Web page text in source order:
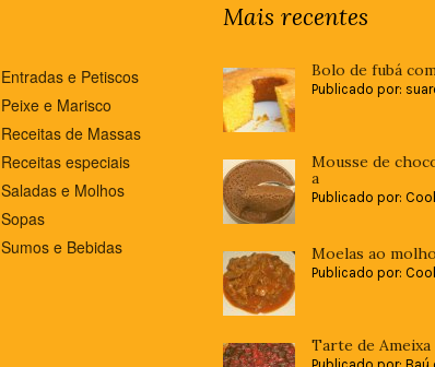
Entradas e Petiscos
Peixe e Marisco
Receitas de Massas
Receitas especiais
Saladas e Molhos
Sopas
Sumos e Bebidas
Mais recentes
Bolo de fubá
Publicado por:
Mousse de
a
Publicado por:
Moelas ao
Publicado por:
Tarte de Ameixa